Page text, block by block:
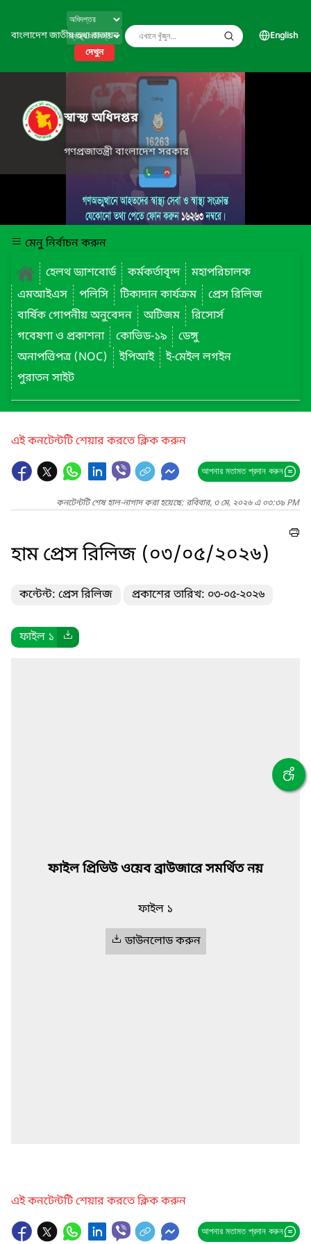
বাংলাদেশ জাতীয় তথ্য বাতায়ন
দেখুন
English
স্বাস্থ্য অধিদপ্তর
গণপ্রজাতন্ত্রী বাংলাদেশ সরকার
মেনু নির্বাচন করুন
হেলথ ড্যাশবোর্ড
কর্মকর্তাবৃন্দ
মহাপরিচালক
এমআইএস
পলিসি টিকাদান কার্যক্রম
প্রেস রিলিজ
বার্ষিক গোপনীয় অনুবেদন
অটিজম
রিসোর্স
গবেষণা ও প্রকাশনা
কোভিড-১৯
ডেঙ্গু
অনাপত্তিপত্র (NOC)
ইপিআই
ই-মেইল লগইন
পুরাতন সাইট
এই কনটেন্টটি শেয়ার করতে ক্লিক করুন
আপনার মতামত প্রদান করুন
কনটেন্টটি শেষ হাল-নাগাদ করা হয়েছে: রবিবার, ৩ মে, ২০২৬ এ ০৩:৩৯ PM
হাম প্রেস রিলিজ (০৩/০৫/২০২৬)
কন্টেন্ট: প্রেস রিলিজ প্রকাশের তারিখ: ০৩-০৫-২০২৬
ফাইল ১
ফাইল প্রিভিউ ওয়েব ব্রাউজারে সমর্থিত নয়
ফাইল ১
ডাউনলোড করুন
এই কনটেন্টটি শেয়ার করতে ক্লিক করুন
আপনার মতামত প্রদান করুন